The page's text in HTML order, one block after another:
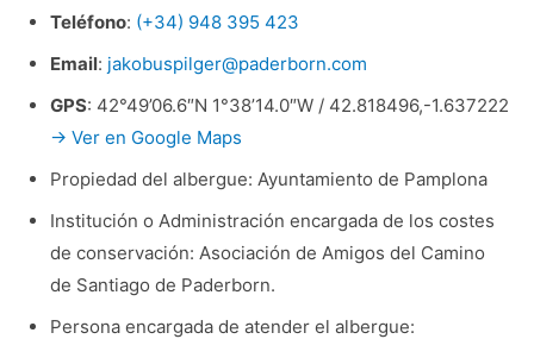
Teléfono: (+34) 948 395 423
Email: jakobuspilger@paderborn.com
GPS: 42°49’06.6″N 1°38’14.0″W / 42.818496,-1.637222
→ Ver en Google Maps
Propiedad del albergue: Ayuntamiento de Pamplona
Institución o Administración encargada de los costes
de conservación: Asociación de Amigos del Camino
de Santiago de Paderborn.
Persona encargada de atender el albergue: